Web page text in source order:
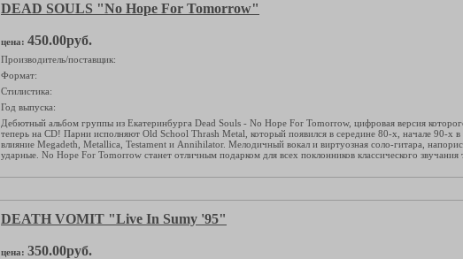
DEAD SOULS "No Hope For Tomorrow"
цена: 450.00руб.
Производитель/поставщик:
Формат:
Стилистика:
Год выпуска:
Дебютный альбом группы из Екатеринбурга Dead Souls - No Hope For Tomorrow, цифровая версия
теперь на CD! Парни исполняют Old School Thrash Metal, который появился в середине 80-х, начале 90-
влияние Megadeth, Metallica, Testament и Annihilator. Мелодичный вокал и виртуозная соло-гитара,
ударные. No Hope For Tomorrow станет отличным подарком для всех поклонников классического звучания
DEATH VOMIT "Live In Sumy '95"
цена: 350.00руб.